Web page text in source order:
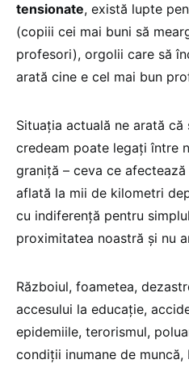
tensionate, există lupte
(copiii cei mai buni să
profesori), orgolii care să
arată cine e cel mai bun
Situația actuală ne arată
credeam poate legați între
graniță – ceva ce
aflată la mii de kilometri
cu indiferență pentru
proximitatea noastră și nu
Războiul, foametea,
accesului la educație,
epidemiile, terorismul,
condiții inumane de